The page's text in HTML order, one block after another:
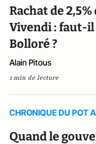
Rachat de
Vivendi : faut-
Bolloré ?
Alain Pitous
1 min de lecture
CHRONIQUE DU POT
Quand le